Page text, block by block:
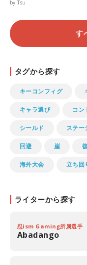
by Tsu
す
タグから探す
キーコンフィグ
キャラ選び コン
シールド ステー
回避 崖
海外大会 立ち回
ライターから探す
忍ism Gaming所属選手
Abadango